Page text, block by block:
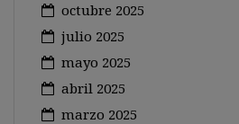
octubre 2025
julio 2025
mayo 2025
abril 2025
marzo 2025